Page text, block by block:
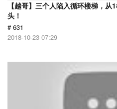
【越哥】三个人陷入循环楼梯，
头！
# 631
2018-10-23 07:29